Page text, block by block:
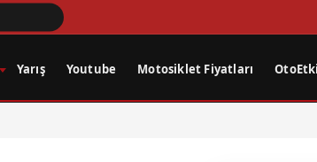
Yarış Youtube Motosiklet Fiyatları